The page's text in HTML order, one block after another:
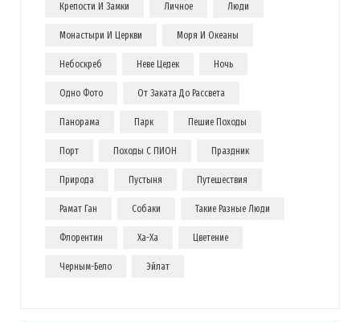
Крепости И Замки Личное Люди
Монастыри И Церкви Моря И Океаны
Небоскреб Неве Цедек Ночь
Одно Фото От Заката До Рассвета
Панорама Парк Пешие Походы
Порт Походы С ПИОН Праздник
Природа Пустыня Путешествия
Рамат Ган Собаки Такие Разные Люди
Флорентин Ха-Ха Цветение
Черным-Бело Эйлат